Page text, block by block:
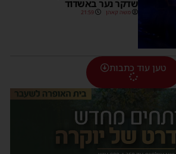
שדקר נער באשדוד
משה קאהן 21:59
טען עוד כתבות